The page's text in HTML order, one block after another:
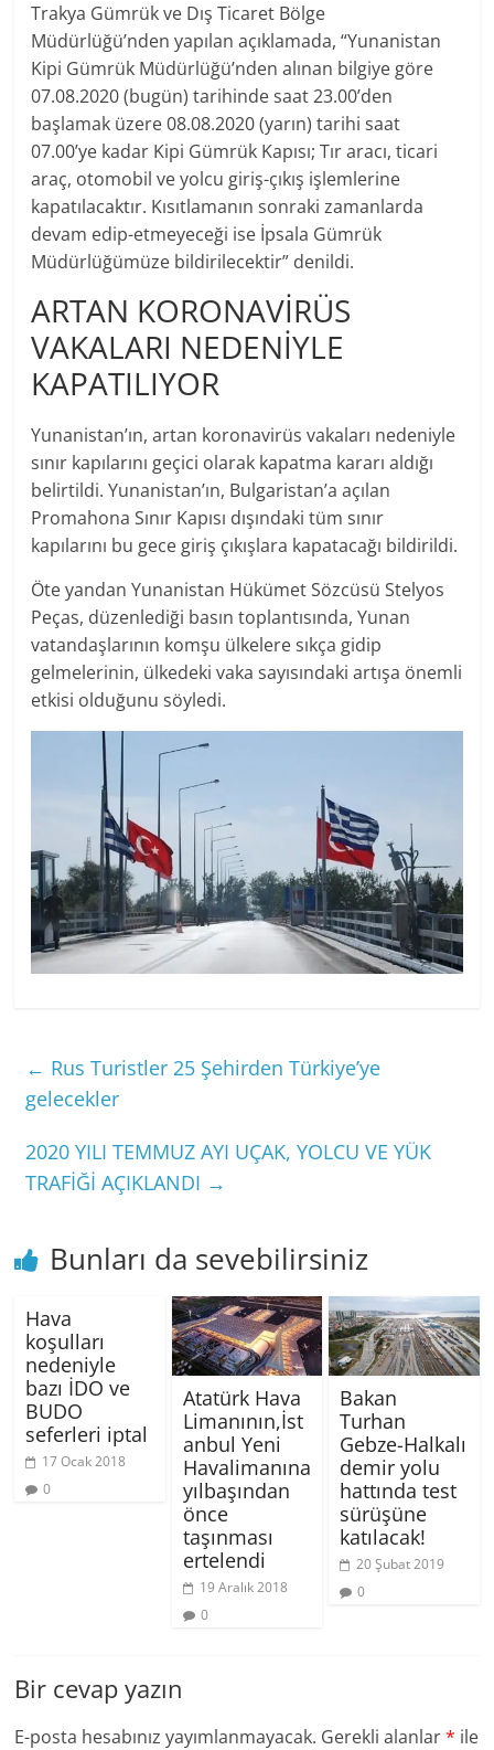
Trakya Gümrük ve Dış Ticaret Bölge
Müdürlüğü’nden yapılan açıklamada, “Yunanistan
Kipi Gümrük Müdürlüğü’nden alınan bilgiye göre
07.08.2020 (bugün) tarihinde saat 23.00’den
başlamak üzere 08.08.2020 (yarın) tarihi saat
07.00’ye kadar Kipi Gümrük Kapısı; Tır aracı, ticari
araç, otomobil ve yolcu giriş-çıkış işlemlerine
kapatılacaktır. Kısıtlamanın sonraki zamanlarda
devam edip-etmeyeceği ise İpsala Gümrük
Müdürlüğümüze bildirilecektir” denildi.
ARTAN KORONAVİRÜS
VAKALARI NEDENİYLE
KAPATILIYOR
Yunanistan’ın, artan koronavirüs vakaları nedeniyle
sınır kapılarını geçici olarak kapatma kararı aldığı
belirtildi. Yunanistan’ın, Bulgaristan’a açılan
Promahona Sınır Kapısı dışındaki tüm sınır
kapılarını bu gece giriş çıkışlara kapatacağı bildirildi.
Öte yandan Yunanistan Hükümet Sözcüsü Stelyos
Peças, düzenlediği basın toplantısında, Yunan
vatandaşlarının komşu ülkelere sıkça gidip
gelmelerinin, ülkedeki vaka sayısındaki artışa önemli
etkisi olduğunu söyledi.
← Rus Turistler 25 Şehirden Türkiye’ye
gelecekler
2020 YILI TEMMUZ AYI UÇAK, YOLCU VE YÜK
TRAFİĞİ AÇIKLANDI →
Bunları da sevebilirsiniz
Hava
koşulları
nedeniyle
bazı İDO ve
BUDO
seferleri iptal
17 Ocak 2018
0
Atatürk Hava
Limanının,İst
anbul Yeni
Havalimanına
yılbaşından
önce
taşınması
ertelendi
19 Aralık 2018
0
Bakan
Turhan
Gebze-Halkalı
demir yolu
hattında test
sürüşüne
katılacak!
20 Şubat 2019
0
Bir cevap yazın
E-posta hesabınız yayımlanmayacak. Gerekli alanlar* ile